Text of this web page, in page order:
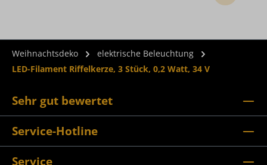
Weihnachtsdeko
elektrische Beleuchtung
LED-Filament Riffelkerze, 3 Stück, 0,2 Watt, 34 V
Sehr gut bewertet
Service-Hotline
Service